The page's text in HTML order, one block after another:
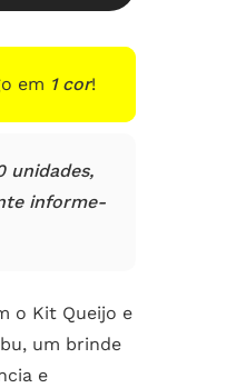
em 1 cor!
unidades,
informe-
o Kit Queijo e
um brinde
e